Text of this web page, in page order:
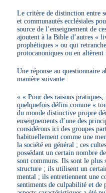
Le critère de distinction entre
et communautés ecclésiales
source de l’enseignement de
ajoutent à la Bible d’autres «
prophétiques » ou qui
protocanoniques ou en altèrent
Une réponse au questionnaire
manière suivante :
« Pour des raisons
quelquefois défini comme «
du monde distinctive propre
enseignements d’une des
considérons ici des groupes
habituellement comme une
la société en général ; ces
possédant un certain nombre
sont communs. Ils sont le plus
structure ; ils utilisent un
mental ; ils entretiennent une
sentiments de culpabilité et de